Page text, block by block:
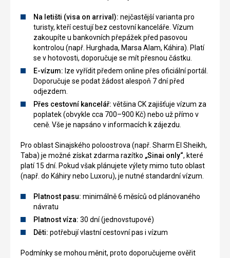
Na letišti (visa on arrival): nejčastější varianta pro
turisty, kteří cestují bez cestovní kanceláře. Vízum
zakoupíte u bankovních přepážek před pasovou
kontrolou (např. Hurghada, Marsa Alam, Káhira). Platí
se v hotovosti, doporučuje se mít přesnou částku.
E-vízum: lze vyřídit předem online přes oficiální portál.
Doporučuje se podat žádost alespoň 7 dní před
odjezdem.
Přes cestovní kancelář: většina CK zajišťuje vízum za
poplatek (obvykle cca 700–900 Kč) nebo už přímo v
ceně. Vše je napsáno v informacích k zájezdu.
Pro oblast Sinajského poloostrova (např. Sharm El Sheikh,
Taba) je možné získat zdarma razítko „Sinai only“, které
platí 15 dní. Pokud však plánujete výlety mimo tuto oblast
(např. do Káhiry nebo Luxoru), je nutné standardní vízum.
Platnost pasu: minimálně 6 měsíců od plánovaného
návratu
Platnost víza: 30 dní (jednovstupové)
Děti: potřebují vlastní cestovní pas i vízum
Podmínky se mohou měnit, proto doporučujeme ověřit